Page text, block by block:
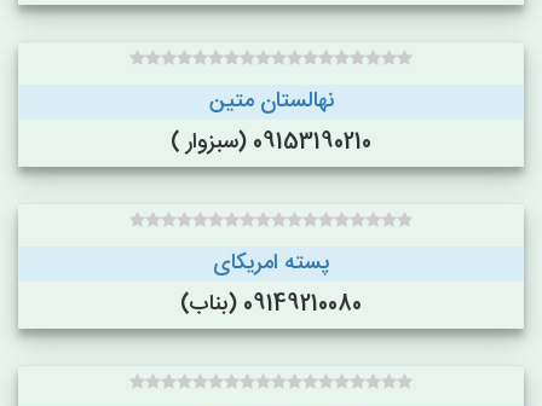
نهالستان متین
09153190210 (سبزوار )
پسته امریکای
09149210080 (بناب)